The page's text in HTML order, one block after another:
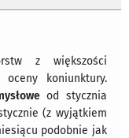
z większości
oceny koniunktury.
od stycznia
(z wyjątkiem
podobnie jak